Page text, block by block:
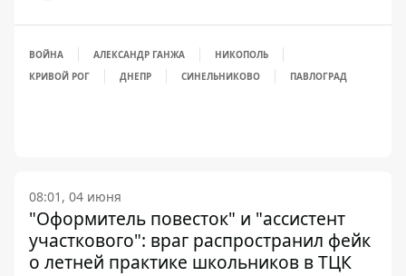
ВОЙНА АЛЕКСАНДР ГАНЖА
НИКОПОЛЬ
КРИВОЙ РОГ
ДНЕПР СИНЕЛЬНИКОВО ПАВЛОГРАД
08:01, 04 июня
"Оформитель повесток" и "ассистент
участкового": враг распространил фейк
о летней практике школьников в ТЦК